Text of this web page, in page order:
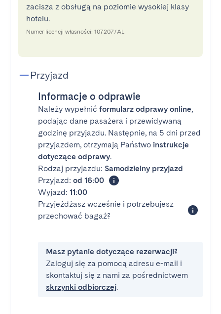
zacisza z obsługą na poziomie wysokiej klasy
hotelu.
Numer licencji własności: 107207/AL
Przyjazd
Informacje o odprawie
Należy wypełnić formularz odprawy online,
podając dane pasażera i przewidywaną
godzinę przyjazdu. Następnie, na 5 dni przed
przyjazdem, otrzymają Państwo instrukcje
dotyczące odprawy.
Rodzaj przyjazdu: Samodzielny przyjazd
Przyjazd: od 16:00
Wyjazd: 11:00
Przyjeżdżasz wcześnie i potrzebujesz
przechować bagaż?
Masz pytanie dotyczące rezerwacji?
Zaloguj się za pomocą adresu e-mail i
skontaktuj się z nami za pośrednictwem
skrzynki odbiorczej.